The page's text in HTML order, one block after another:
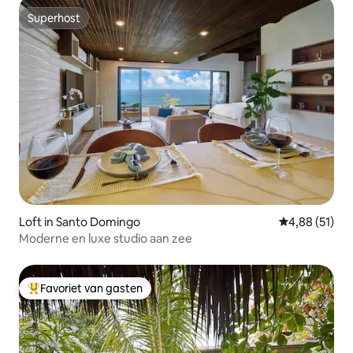
Superhost
Superhost
Loft in Santo Domingo Gemiddelde
4,88 (51)
Moderne en luxe studio aan zee
Topfavoriet van gasten
Favoriet van gasten